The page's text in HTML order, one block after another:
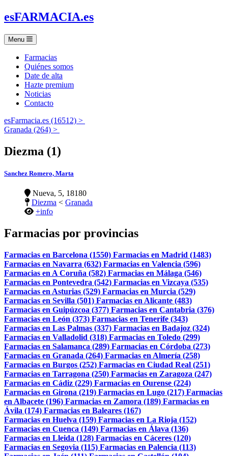
esFARMACIA.es
Menu
Farmacias
Quiénes somos
Date de alta
Hazte premium
Noticias
Contacto
esFarmacia.es (16512) >
Granada (264) >
Diezma (1)
Sanchez Romero, Marta
Nueva, 5, 18180
Diezma < Granada
+info
Farmacias por provincias
Farmacias en Barcelona (1550) Farmacias en Madrid (1483)
Farmacias en Navarra (632) Farmacias en Valencia (596)
Farmacias en A Coruña (582) Farmacias en Málaga (546)
Farmacias en Pontevedra (542) Farmacias en Vizcaya (535)
Farmacias en Asturias (529) Farmacias en Murcia (529)
Farmacias en Sevilla (501) Farmacias en Alicante (483)
Farmacias en Guipúzcoa (377) Farmacias en Cantabria (376)
Farmacias en León (373) Farmacias en Tenerife (343)
Farmacias en Las Palmas (337) Farmacias en Badajoz (324)
Farmacias en Valladolid (318) Farmacias en Toledo (299)
Farmacias en Salamanca (289) Farmacias en Córdoba (273)
Farmacias en Granada (264) Farmacias en Almería (258)
Farmacias en Burgos (252) Farmacias en Ciudad Real (251)
Farmacias en Tarragona (250) Farmacias en Zaragoza (247)
Farmacias en Cádiz (229) Farmacias en Ourense (224)
Farmacias en Girona (219) Farmacias en Lugo (217) Farmacias
en Albacete (196) Farmacias en Zamora (189) Farmacias en
Ávila (174) Farmacias en Baleares (167)
Farmacias en Huelva (159) Farmacias en La Rioja (152)
Farmacias en Cuenca (149) Farmacias en Álava (136)
Farmacias en Lleida (128) Farmacias en Cáceres (120)
Farmacias en Segovia (115) Farmacias en Palencia (113)